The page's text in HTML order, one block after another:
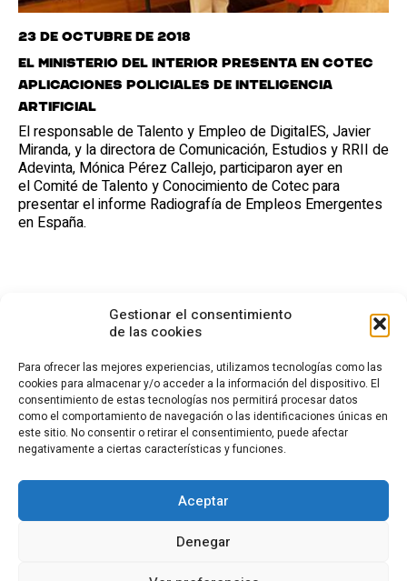
Gestionar el consentimiento
de las cookies
Para ofrecer las mejores experiencias, utilizamos tecnologías como las
cookies para almacenar y/o acceder a la información del dispositivo. El
consentimiento de estas tecnologías nos permitirá procesar datos
como el comportamiento de navegación o las identificaciones únicas en
este sitio. No consentir o retirar el consentimiento, puede afectar
negativamente a ciertas características y funciones.
Aceptar
Denegar
23 de octubre de 2018
El Ministerio del Interior presenta en Cotec
aplicaciones policiales de Inteligencia
Artificial
El responsable de Talento y Empleo de DigitalES, Javier
Miranda, y la directora de Comunicación, Estudios y RRII de
Adevinta, Mónica Pérez Callejo, participaron ayer en
el Comité de Talento y Conocimiento de Cotec para
presentar el informe Radiografía de Empleos Emergentes
en España.
CONTACTO
Calle Cea Bermúdez, 3
28003 - Madrid. España
fundacion.cotec@cotec.es
POLÍTICA DE PRIVACIDAD